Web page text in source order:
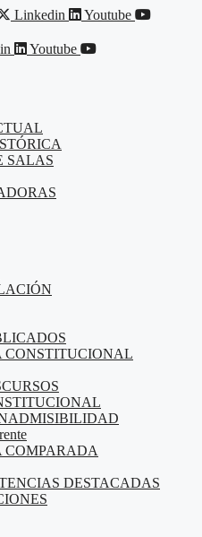
Linkedin Youtube
Youtube
SALAS
CONSTITUCIONAL
COMPARADA
DESTACADAS